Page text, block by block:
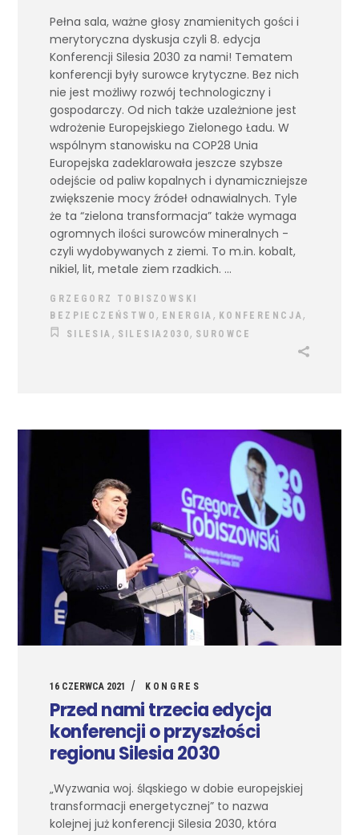
Pełna sala, ważne głosy znamienitych gości i
merytoryczna dyskusja czyli 8. edycja
Konferencji Silesia 2030 za nami! Tematem
konferencji były surowce krytyczne. Bez nich
nie jest możliwy rozwój technologiczny i
gospodarczy. Od nich także uzależnione jest
wdrożenie Europejskiego Zielonego Ładu. W
wspólnym stanowisku na COP28 Unia
Europejska zadeklarowała jeszcze szybsze
odejście od paliw kopalnych i dynamiczniejsze
zwiększenie mocy źródeł odnawialnych. Tyle
że ta “zielona transformacja” także wymaga
ogromnych ilości surowców mineralnych -
czyli wydobywanych z ziemi. To m.in. kobalt,
nikiel, lit, metale ziem rzadkich.
GRZEGORZ TOBISZOWSKI
BEZPIECZEŃSTWO , ENERGIA , KONFERENCJA ,
SILESIA , SILESIA2030, SUROWCE
16 CZERWCA 2021 KONGRES
Przed nami trzecia edycja
konferencji o przyszłości
regionu Silesia 2030
„Wyzwania woj. śląskiego w dobie europejskiej
transformacji energetycznej” to nazwa
kolejnej już konferencji Silesia 2030, która